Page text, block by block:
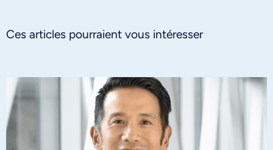
Ces articles pourraient vous intéresser